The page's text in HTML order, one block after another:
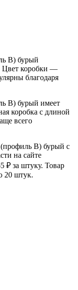
B) бурый
Цвет коробки —
благодаря
B) бурый имеет
коробка с длиной
всего
B) бурый с
на сайте
₽ за штуку. Товар
20 штук.